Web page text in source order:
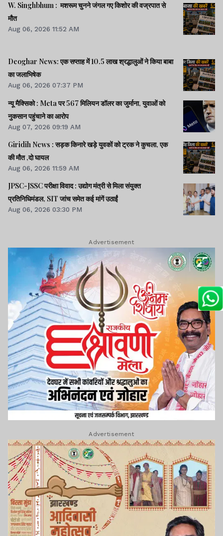
W. Singhbhum : मशरूम चुनने जंगल गए किशोर की वज्रपात से
मौत
Aug 06, 2026 11:52 AM
Deoghar News: एक सप्ताह में 10.5 लाख श्रद्धालुओं ने किया बाबा
का जलाभिषेक
Aug 06, 2026 07:37 PM
न्यू मैक्सिको : Meta पर 567 मिलियन डॉलर का जुर्माना, युवाओं को
नुकसान पहुंचाने का आरोप
Aug 07, 2026 09:19 AM
Giridih News : सड़क किनारे खड़े युवकों को ट्रक ने कुचला, एक
की मौत ,दो घायल
Aug 06, 2026 11:59 AM
JPSC-JSSC परीक्षा विवाद : उद्योग मंत्री से मिला संयुक्त
प्रतिनिधिमंडल, SIT जांच समेत कई मांगें उठाईं
Aug 06, 2026 03:30 PM
Advertisement
Advertisement